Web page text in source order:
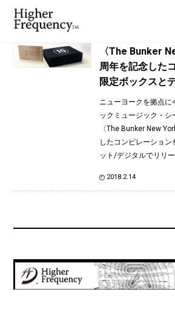
TAG: Jasen Loveland
〈The Bunker
周年を記念した
限定ボックスと
ニューヨークを拠点に
ックミュージック・
〈The Bunker New
したコンピレーショ
ット/デジタルでリリ
2018.2.14
News
Interview
Report